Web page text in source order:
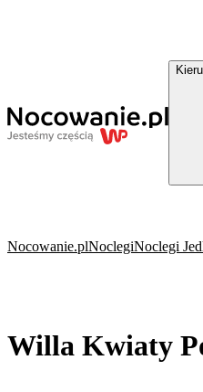
Nocowanie.plNoclegiNoclegi
Willa Kwiaty